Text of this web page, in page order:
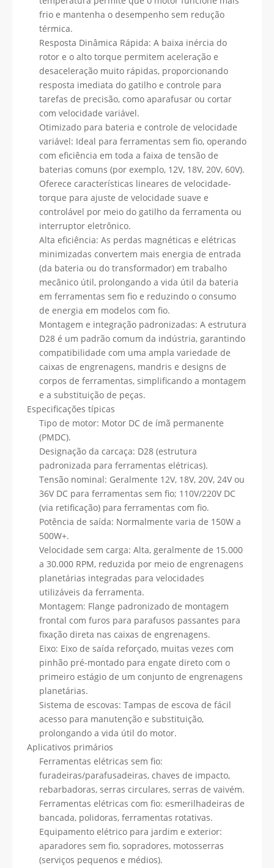
frio e mantenha o desempenho sem redução
térmica.
Resposta Dinâmica Rápida: A baixa inércia do
rotor e o alto torque permitem aceleração e
desaceleração muito rápidas, proporcionando
resposta imediata do gatilho e controle para
tarefas de precisão, como aparafusar ou cortar
com velocidade variável.
Otimizado para bateria e controle de velocidade
variável: Ideal para ferramentas sem fio, operando
com eficiência em toda a faixa de tensão de
baterias comuns (por exemplo, 12V, 18V, 20V, 60V).
Oferece características lineares de velocidade-
torque para ajuste de velocidade suave e
controlável por meio do gatilho da ferramenta ou
interruptor eletrônico.
Alta eficiência: As perdas magnéticas e elétricas
minimizadas convertem mais energia de entrada
(da bateria ou do transformador) em trabalho
mecânico útil, prolongando a vida útil da bateria
em ferramentas sem fio e reduzindo o consumo
de energia em modelos com fio.
Montagem e integração padronizadas: A estrutura
D28 é um padrão comum da indústria, garantindo
compatibilidade com uma ampla variedade de
caixas de engrenagens, mandris e designs de
corpos de ferramentas, simplificando a montagem
e a substituição de peças.
Especificações típicas
Tipo de motor: Motor DC de ímã permanente
(PMDC).
Designação da carcaça: D28 (estrutura
padronizada para ferramentas elétricas).
Tensão nominal: Geralmente 12V, 18V, 20V, 24V ou
36V DC para ferramentas sem fio; 110V/220V DC
(via retificação) para ferramentas com fio.
Potência de saída: Normalmente varia de 150W a
500W+.
Velocidade sem carga: Alta, geralmente de 15.000
a 30.000 RPM, reduzida por meio de engrenagens
planetárias integradas para velocidades
utilizáveis ​​da ferramenta.
Montagem: Flange padronizado de montagem
frontal com furos para parafusos passantes para
fixação direta nas caixas de engrenagens.
Eixo: Eixo de saída reforçado, muitas vezes com
pinhão pré-montado para engate direto com o
primeiro estágio de um conjunto de engrenagens
planetárias.
Sistema de escovas: Tampas de escova de fácil
acesso para manutenção e substituição,
prolongando a vida útil do motor.
Aplicativos primários
Ferramentas elétricas sem fio:
furadeiras/parafusadeiras, chaves de impacto,
rebarbadoras, serras circulares, serras de vaivém.
Ferramentas elétricas com fio: esmerilhadeiras de
bancada, polidoras, ferramentas rotativas.
Equipamento elétrico para jardim e exterior:
aparadores sem fio, sopradores, motosserras
(serviços pequenos e médios).